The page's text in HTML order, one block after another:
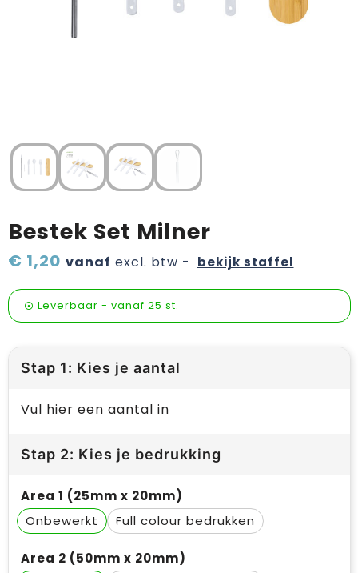
Wijn, bier en proeverij
Zomerpakketten
Bestek Set Milner
€ 1,20 vanaf excl. btw - bekijk staffel
Leverbaar - vanaf 25 st.
Stap 1: Kies je aantal
Vul hier een aantal in
Stap 2: Kies je bedrukking
Area 1 (25mm x 20mm)
Onbewerkt
Full colour
Area 2 (50mm x 20mm)